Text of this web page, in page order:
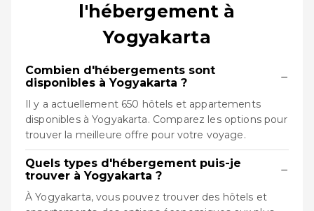
l'hébergement à
Yogyakarta
Combien d'hébergements sont
disponibles à Yogyakarta ?
−
Il y a actuellement 650 hôtels et appartements
disponibles à Yogyakarta. Comparez les options pour
trouver la meilleure offre pour votre voyage.
Quels types d'hébergement puis-je
trouver à Yogyakarta ?
−
À Yogyakarta, vous pouvez trouver des hôtels et